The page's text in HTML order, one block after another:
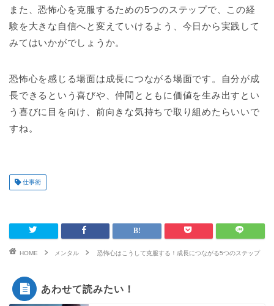
また、恐怖心を克服するための5つのステップで、この経
験を大きな自信へと変えていけるよう、今日から実践して
みてはいかがでしょうか。
恐怖心を感じる場面は成長につながる場面です。自分が成
長できるという喜びや、仲間とともに価値を生み出すとい
う喜びに目を向け、前向きな気持ちで取り組めたらいいで
すね。
仕事術
HOME メンタル 恐怖心はこうして克服する！成長につながる5つのステップ
あわせて読みたい！